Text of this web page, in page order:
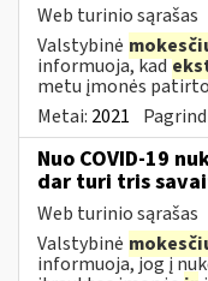
Web turinio sąrašas
Valstybinė
informuoja, kad
metu įmonės
Metai: 2021
Nuo COVID-19
dar turi tris
Web turinio sąrašas
Valstybinė
informuoja, jog į